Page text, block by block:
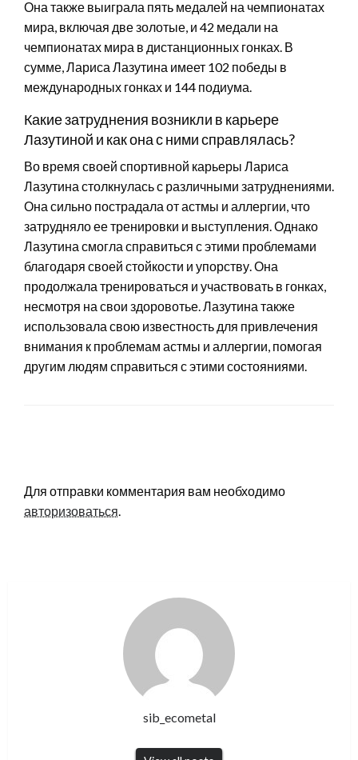
Она также выиграла пять медалей на чемпионатах
мира, включая две золотые, и 42 медали на
чемпионатах мира в дистанционных гонках. В
сумме, Лариса Лазутина имеет 102 победы в
международных гонках и 144 подиума.
Какие затруднения возникли в карьере
Лазутиной и как она с ними справлялась?
Во время своей спортивной карьеры Лариса
Лазутина столкнулась с различными затруднениями.
Она сильно пострадала от астмы и аллергии, что
затрудняло ее тренировки и выступления. Однако
Лазутина смогла справиться с этими проблемами
благодаря своей стойкости и упорству. Она
продолжала тренироваться и участвовать в гонках,
несмотря на свои здоровотье. Лазутина также
использовала свою известность для привлечения
внимания к проблемам астмы и аллергии, помогая
другим людям справиться с этими состояниями.
Для отправки комментария вам необходимо
авторизоваться.
sib_ecometal